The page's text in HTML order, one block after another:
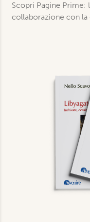
Scopri Pagine Prime:
collaborazione con la